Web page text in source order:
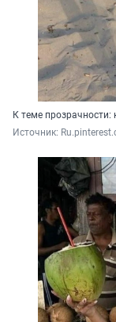
К теме прозрачности:
Источник: